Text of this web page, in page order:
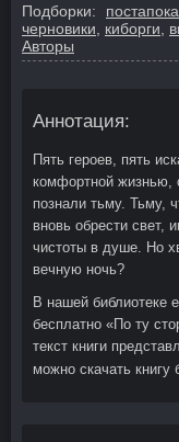
Подборки:
черновики
киборги
Авторы
Аннотация:
Пять героев, пять
комфортной жизнью,
познали тьму. Тьму,
вновь обрести свет,
чистоты в душе. Но
вечную ночь?
В нашей библиотеке
бесплатно «По ту
текст книги
можно скачать книгу